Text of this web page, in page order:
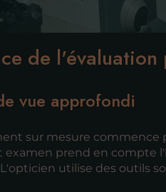
de l'évaluation
vue approfondi
sur mesure commence
examen prend en compte
utilise des outils